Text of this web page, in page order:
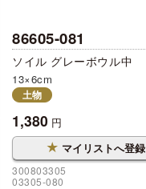
86605-081
ソイル グレーボウル中
13×6cm
土物
1,380 円
★ マイリストへ登録
300803305
03305-080